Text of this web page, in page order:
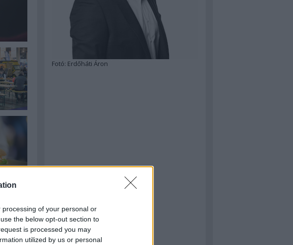
of your personal or
the below opt-out section to
is processed you may
utilized by us or personal
Fotó: Erdőháti Áron